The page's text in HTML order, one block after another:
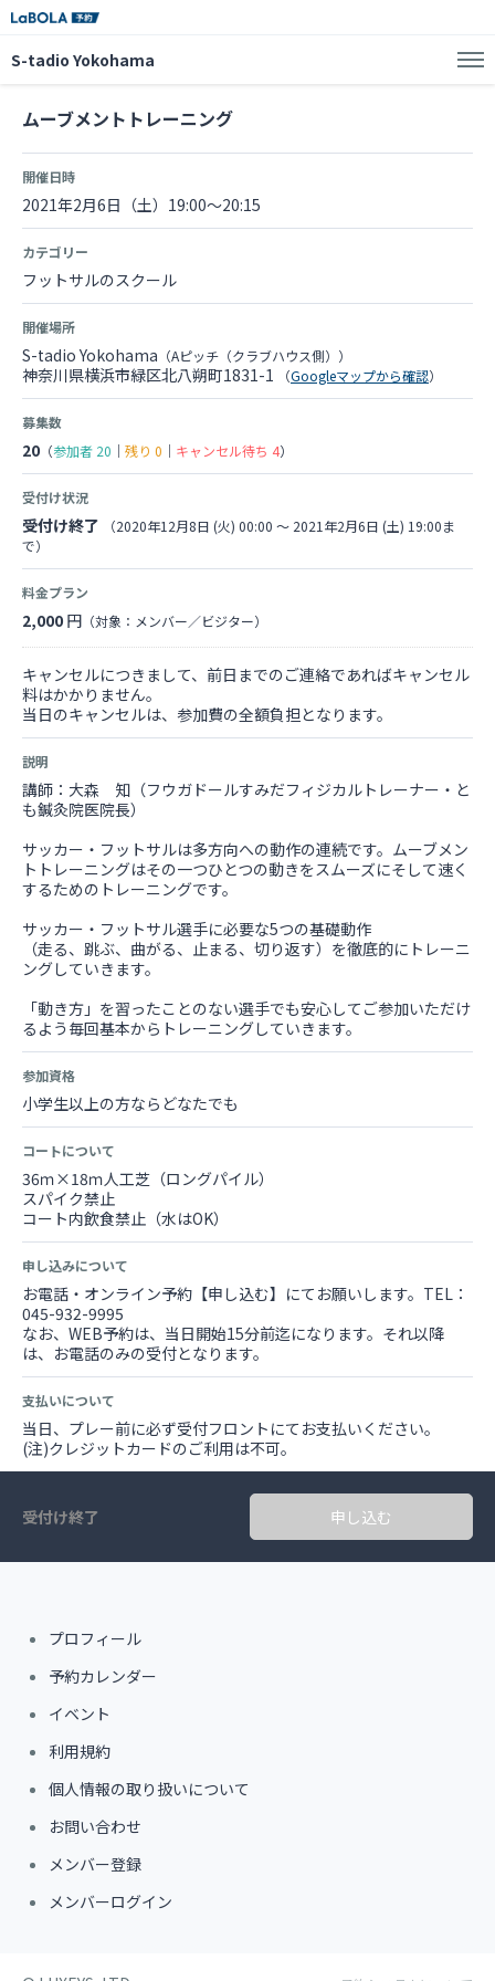
S-tadio Yokohama
ムーブメントトレーニング
開催日時
2021年2月6日（土）19:00～20:15
カテゴリー
フットサルのスクール
開催場所
S-tadio Yokohama （Aピッチ（クラブハウス側））
神奈川県横浜市緑区北八朔町1831-1 （Googleマップから確認）
募集数
20 （参加者 20 ｜ 残り 0 ｜ キャンセル待ち 4）
受付け状況
受付け終了
（2020年12月8日 (火) 00:00 〜 2021年2月6日 (土) 19:00ま
で）
料金プラン
2,000 円 （対象：メンバー／ビジター）
キャンセルにつきまして、前日までのご連絡であればキャンセル
料はかかりません。
当日のキャンセルは、参加費の全額負担となります。
説明
講師：大森 知（フウガドールすみだフィジカルトレーナー・と
も鍼灸院医院長）
サッカー・フットサルは多方向への動作の連続です。ムーブメン
トトレーニングはその一つひとつの動きをスムーズにそして速く
するためのトレーニングです。
サッカー・フットサル選手に必要な5つの基礎動作
（走る、跳ぶ、曲がる、止まる、切り返す）を徹底的にトレーニ
ングしていきます。
「動き方」を習ったことのない選手でも安心してご参加いただけ
るよう毎回基本からトレーニングしていきます。
参加資格
小学生以上の方ならどなたでも
コートについて
36ｍ×18ｍ人工芝（ロングパイル）
スパイク禁止
コート内飲食禁止（水はOK）
申し込みについて
お電話・オンライン予約【申し込む】にてお願いします。TEL：
045-932-9995
なお、WEB予約は、当日開始15分前迄になります。それ以降
は、お電話のみの受付となります。
支払いについて
当日、プレー前に必ず受付フロントにてお支払いください。
(注)クレジットカードのご利用は不可。
受付け終了 申し込む
プロフィール
予約カレンダー
イベント
利用規約
個人情報の取り扱いについて
お問い合わせ
メンバー登録
メンバーログイン